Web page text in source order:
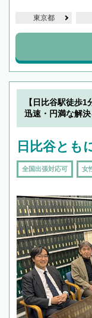
東京都
【日比谷駅徒歩1
迅速・円満な解
日比谷とも
全国出張対応可 女